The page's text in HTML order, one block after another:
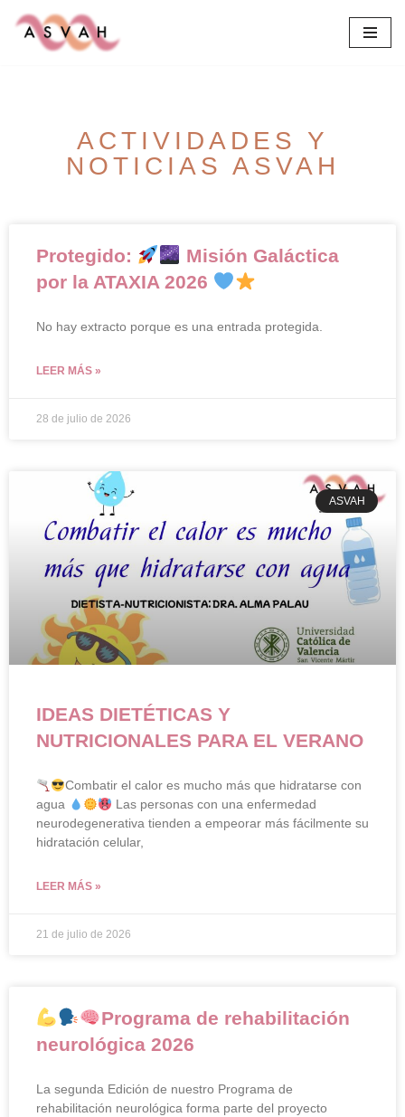
Saltar
ACTIVIDADES Y
NOTICIAS ASVAH
Protegido:
Misión Galáctica
por la ATAXIA 2026
No hay extracto porque es una entrada protegida.
LEER MÁS »
28 de julio de 2026
ASVAH
IDEAS DIETÉTICAS Y
NUTRICIONALES PARA EL VERANO
Combatir el calor es mucho más que hidratarse con
agua
Las personas con una enfermedad
neurodegenerativa tienden a empeorar más fácilmente su
hidratación celular,
LEER MÁS »
21 de julio de 2026
Programa de rehabilitación
neurológica 2026
La segunda Edición de nuestro Programa de
rehabilitación neurológica forma parte del proyecto